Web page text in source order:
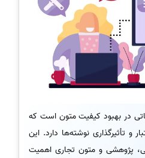
در بهبود کیفیت متون است که
و تأثیرگذاری نوشته‌ها دارد. این
پژوهشی و متون تجاری اهمیت